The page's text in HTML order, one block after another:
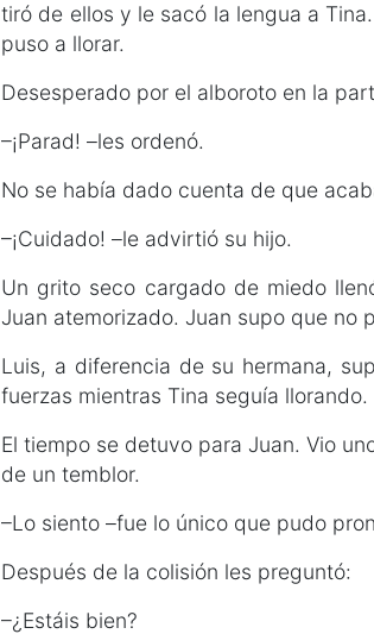
tiró de ellos y le sacó la lengua a
puso a llorar.
Desesperado por el alboroto en la
–¡Parad! –les ordenó.
No se había dado cuenta de que
–¡Cuidado! –le advirtió su hijo.
Un grito seco cargado de miedo
Juan atemorizado. Juan supo que no
Luis, a diferencia de su hermana,
fuerzas mientras Tina seguía llorando.
El tiempo se detuvo para Juan. Vio
de un temblor.
–Lo siento –fue lo único que pudo
Después de la colisión les preguntó:
–¿Estáis bien?